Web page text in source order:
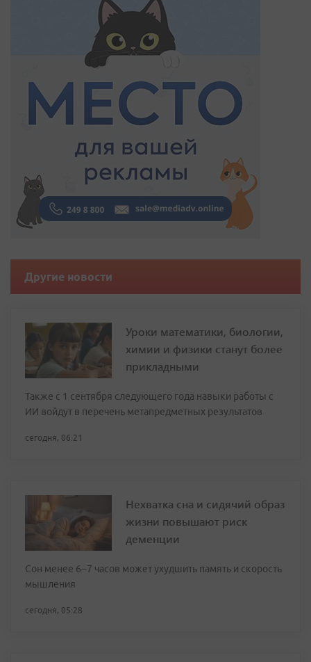
Другие новости
Уроки математики, биологии,
химии и физики станут более
прикладными
Также с 1 сентября следующего года навыки работы с
ИИ войдут в перечень метапредметных результатов
сегодня, 06:21
Нехватка сна и сидячий образ
жизни повышают риск
деменции
Сон менее 6–7 часов может ухудшить память и скорость
мышления
сегодня, 05:28